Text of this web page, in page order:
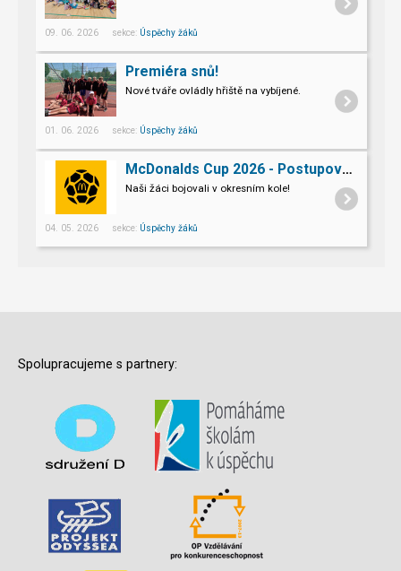
09. 06. 2026 sekce: Úspěchy žáků
Premiéra snů!
Nové tváře ovládly hřiště na vybíjené.
01. 06. 2026 sekce: Úspěchy žáků
McDonalds Cup 2026 - Postupové kolo Přerov
Naši žáci bojovali v okresním kole!
04. 05. 2026 sekce: Úspěchy žáků
Spolupracujeme s partnery: